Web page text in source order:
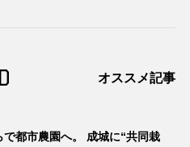
オススメ記事
で都市農園へ。 成城に“共同栽